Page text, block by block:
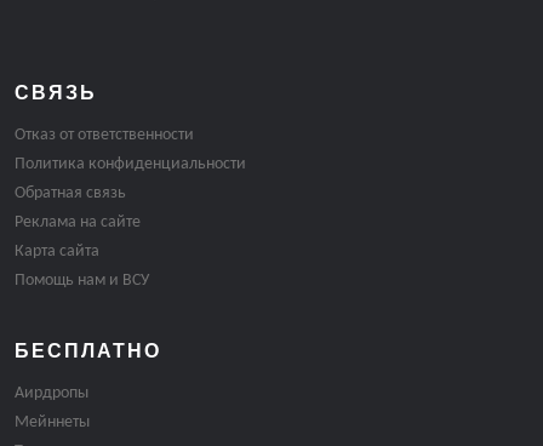
СВЯЗЬ
Отказ от ответственности
Политика конфиденциальности
Обратная связь
Реклама на сайте
Карта сайта
Помощь нам и ВСУ
БЕСПЛАТНО
Аирдропы
Мейннеты